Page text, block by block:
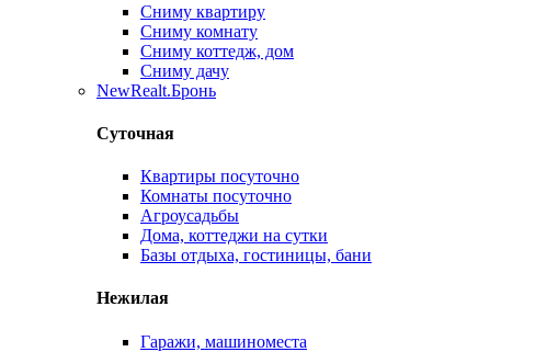
Сниму квартиру
Сниму комнату
Сниму коттедж, дом
Сниму дачу
NewRealt.Бронь
Суточная
Квартиры посуточно
Комнаты посуточно
Агроусадьбы
Дома, коттеджи на сутки
Базы отдыха, гостиницы, бани
Нежилая
Гаражи, машиноместа